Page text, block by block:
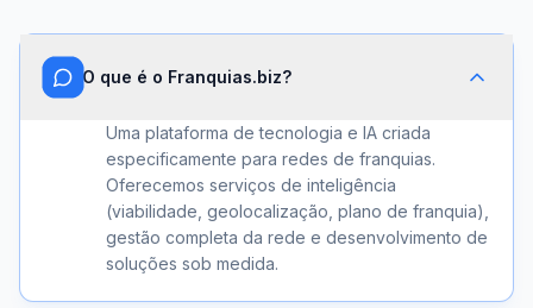
O que é o Franquias.biz?
Uma plataforma de tecnologia e IA criada
especificamente para redes de franquias.
Oferecemos serviços de inteligência
(viabilidade, geolocalização, plano de franquia),
gestão completa da rede e desenvolvimento de
soluções sob medida.